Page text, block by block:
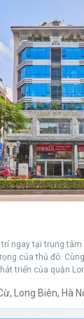
trí ngay tại trung
của thủ đô.
triển của quận
Long Biên, Hà